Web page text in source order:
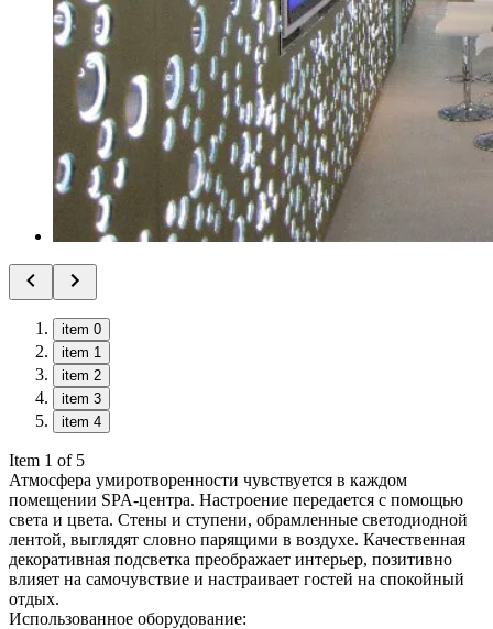
item 0
item 1
item 2
item 3
item 4
Item 1 of 5
Атмосфера умиротворенности чувствуется в каждом
помещении SPA-центра. Настроение передается с помощью
света и цвета. Стены и ступени, обрамленные светодиодной
лентой, выглядят словно парящими в воздухе. Качественная
декоративная подсветка преображает интерьер, позитивно
влияет на самочувствие и настраивает гостей на спокойный
отдых.
Использованное оборудование: